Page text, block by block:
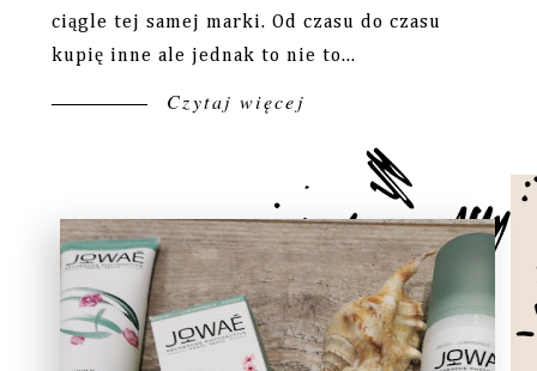
ciągle tej samej marki. Od czasu do czasu
kupię inne ale jednak to nie to...
Czytaj więcej